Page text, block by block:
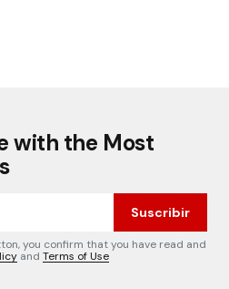
with the Most
Suscribir
you confirm that you have read and
and Terms of Use